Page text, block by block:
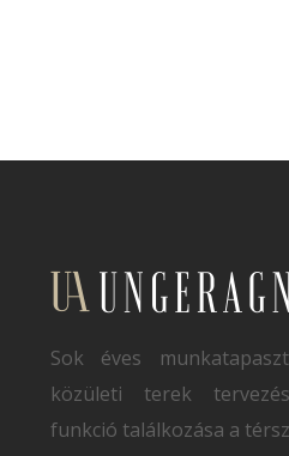
Sok éves
közületi terek
funkció találkozása a